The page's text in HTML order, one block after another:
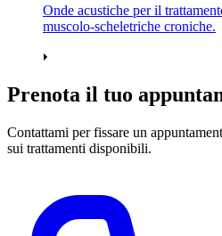
Onde acustiche per il
muscolo‑scheletriche croniche.
Prenota il tuo
Contattami per fissare un
sui trattamenti disponibili.